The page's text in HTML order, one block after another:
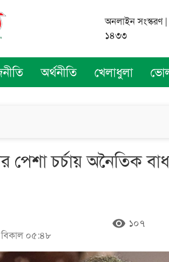
অনলাইন সংস্করণ
১৪৩৩
অর্থনীতি খেলাধুলা
পেশা চর্চায় অনৈতিক
বিকাল ০৫:৪৮
remove_red_eye ১০৭